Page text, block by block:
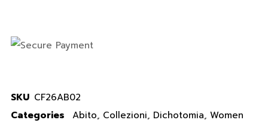
SKU CF26AB02
Categories
Abito, Collezioni, Dichotomia, Women